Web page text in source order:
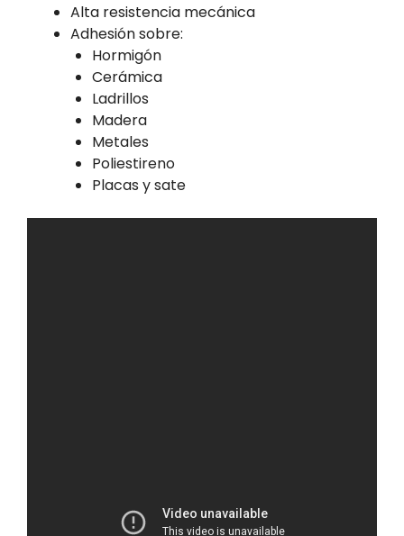
Alta resistencia mecánica
Adhesión sobre:
Hormigón
Cerámica
Ladrillos
Madera
Metales
Poliestireno
Placas y sate